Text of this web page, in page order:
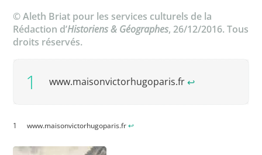
© Aleth Briat pour les services culturels de la
Rédaction d’Historiens & Géographes, 26/12/2016. Tous
droits réservés.
www.maisonvictorhugoparis.fr↩︎
www.maisonvictorhugoparis.fr↩︎